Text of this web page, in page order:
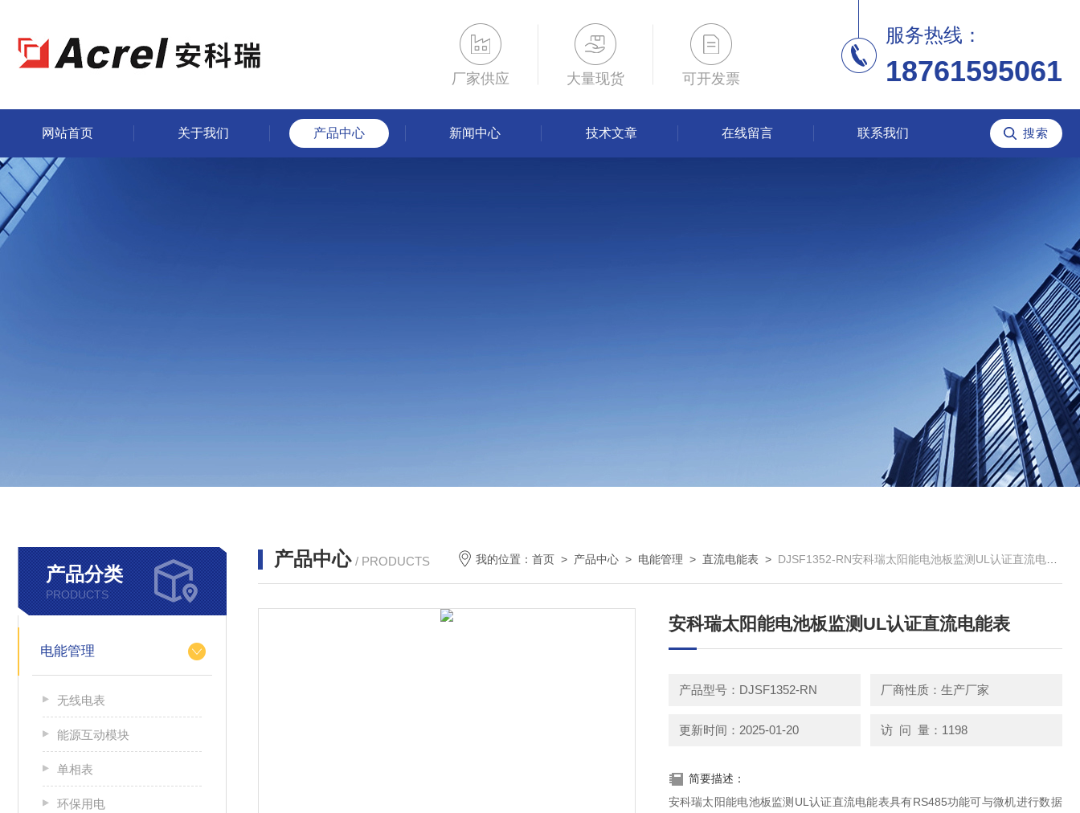
厂家供应 大量现货 可开发票
服务热线：
18761595061
网站首页 关于我们 产品中心 新闻中心 技术文章 在线留言 联系我们
产品分类
PRODUCTS
电能管理
无线电表
能源互动模块
单相表
环保用电
产品中心 / PRODUCTS 我的位置：首页 > 产品中心 > 电能管理 >直流电能表 > DJSF1352-RN安科瑞太阳能电池板监测UL认证直流电能表
安科瑞太阳能电池板监测UL认证直流电能表
产品型号：DJSF1352-RN 厂商性质：生产厂家
更新时间：2025-01-20 访 问 量：1198
简要描述：
安科瑞太阳能电池板监测UL认证直流电能表具有RS485功能可与微机进行数据